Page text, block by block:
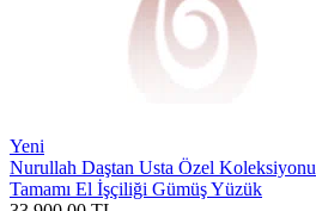
Yeni
Nurullah Daştan Usta Özel Koleksiyonu
Tamamı El İşçiliği Gümüş Yüzük